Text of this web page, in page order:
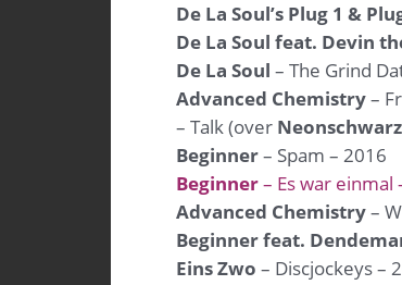
De La Soul’s Plug 1 &
De La Soul feat. Devin
De La Soul – The Grind
Advanced Chemistry–
– Talk (over Neonschwarz
Beginner– Spam – 2016
Beginner– Es war einmal
Advanced Chemistry–
Beginner feat.
Eins Zwo – Discjockeys –